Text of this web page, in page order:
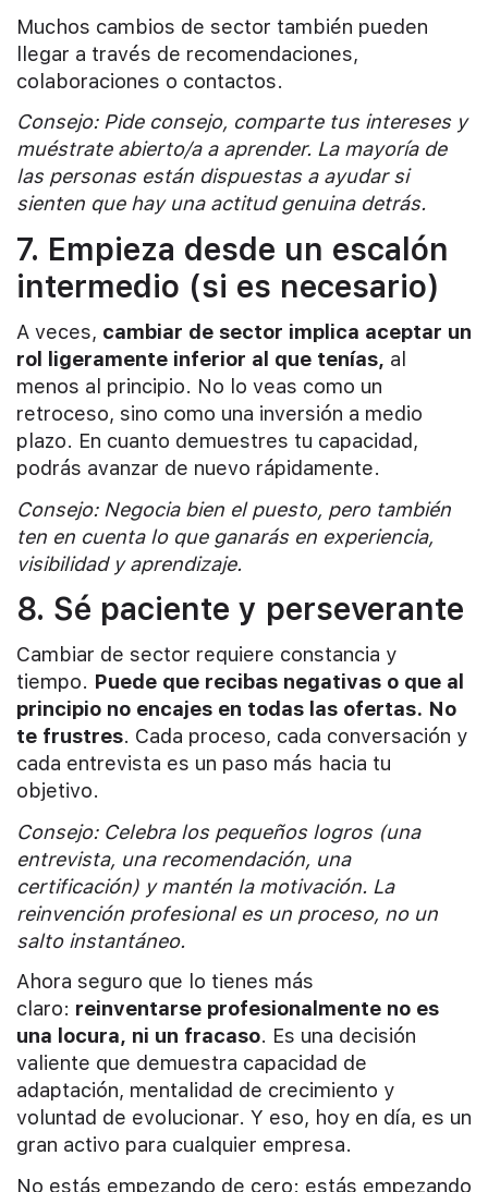
Muchos cambios de sector también pueden
llegar a través de recomendaciones,
colaboraciones o contactos.
Consejo: Pide consejo, comparte tus intereses y
muéstrate abierto/a a aprender. La mayoría de
las personas están dispuestas a ayudar si
sienten que hay una actitud genuina detrás.
7. Empieza desde un escalón
intermedio (si es necesario)
A veces, cambiar de sector implica aceptar un
rol ligeramente inferior al que tenías, al
menos al principio. No lo veas como un
retroceso, sino como una inversión a medio
plazo. En cuanto demuestres tu capacidad,
podrás avanzar de nuevo rápidamente.
Consejo: Negocia bien el puesto, pero también
ten en cuenta lo que ganarás en experiencia,
visibilidad y aprendizaje.
8. Sé paciente y perseverante
Cambiar de sector requiere constancia y
tiempo. Puede que recibas negativas o que al
principio no encajes en todas las ofertas. No
te frustres. Cada proceso, cada conversación y
cada entrevista es un paso más hacia tu
objetivo.
Consejo: Celebra los pequeños logros (una
entrevista, una recomendación, una
certificación) y mantén la motivación. La
reinvención profesional es un proceso, no un
salto instantáneo.
Ahora seguro que lo tienes más
claro: reinventarse profesionalmente no es
una locura, ni un fracaso. Es una decisión
valiente que demuestra capacidad de
adaptación, mentalidad de crecimiento y
voluntad de evolucionar. Y eso, hoy en día, es un
gran activo para cualquier empresa.
No estás empezando de cero: estás empezando